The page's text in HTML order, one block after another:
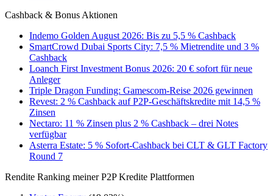
Cashback & Bonus Aktionen
Indemo Golden August 2026: Bis zu 5,5 % Cashback
SmartCrowd Dubai Sports City: 7,5 % Mietrendite und 3 %
Cashback
Loanch First Investment Bonus 2026: 20 € sofort für neue
Anleger
Triple Dragon Funding: Gamescom-Reise 2026 gewinnen
Revest: 2 % Cashback auf P2P-Geschäftskredite mit 14,5 %
Zinsen
Nectaro: 11 % Zinsen plus 2 % Cashback – drei Notes
verfügbar
Asterra Estate: 5 % Sofort-Cashback bei CLT & GLT Factory
Round 7
Rendite Ranking meiner P2P Kredite Plattformen